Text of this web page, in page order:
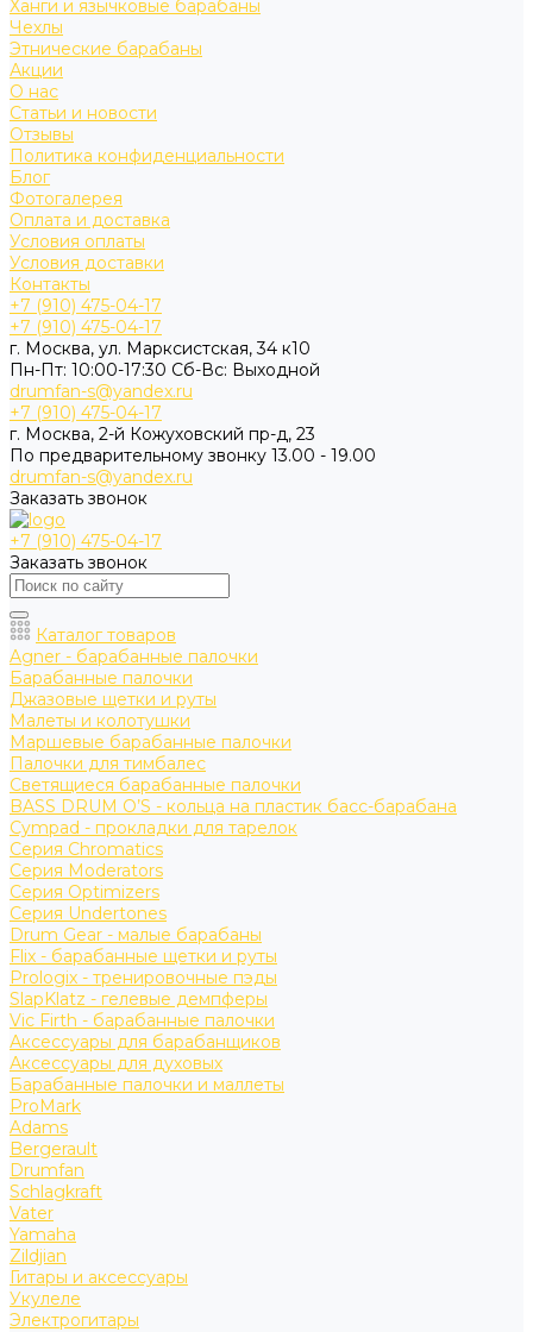
Ханги и язычковые барабаны
Чехлы
Этнические барабаны
Акции
О нас
Статьи и новости
Отзывы
Политика конфиденциальности
Блог
Фотогалерея
Оплата и доставка
Условия оплаты
Условия доставки
Контакты
+7 (910) 475-04-17
+7 (910) 475-04-17
г. Москва, ул. Марксистская, 34 к10
Пн-Пт: 10:00-17:30 Cб-Вс: Выходной
drumfan-s@yandex.ru
+7 (910) 475-04-17
г. Москва, 2-й Кожуховский пр-д, 23
По предварительному звонку 13.00 - 19.00
drumfan-s@yandex.ru
Заказать звонок
+7 (910) 475-04-17
Заказать звонок
Каталог товаров
Agner - барабанные палочки
Барабанные палочки
Джазовые щетки и руты
Малеты и колотушки
Маршевые барабанные палочки
Палочки для тимбалес
Светящиеся барабанные палочки
BASS DRUM O’S - кольца на пластик басс-барабана
Cympad - прокладки для тарелок
Серия Chromatics
Серия Moderators
Серия Optimizers
Серия Undertones
Drum Gear - малые барабаны
Flix - барабанные щетки и руты
Prologix - тренировочные пэды
SlapKlatz - гелевые демпферы
Vic Firth - барабанные палочки
Аксессуары для барабанщиков
Аксессуары для духовых
Барабанные палочки и маллеты
ProMark
Adams
Bergerault
Drumfan
Schlagkraft
Vater
Yamaha
Zildjian
Гитары и аксессуары
Укулеле
Электрогитары